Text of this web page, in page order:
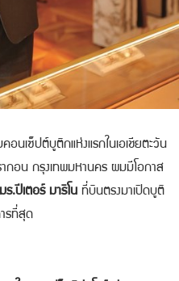
นเซ็ปต์บูติกแห่งแรกในเอเชียตะวัน
กอน กรุงเทพมหานคร ผมมีโอกาส
มร.ปีเตอร์ มาริโน ที่บินตรงมาเปิดบูติ
รที่สุด